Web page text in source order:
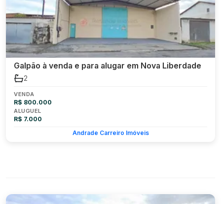
Galpão à venda e para alugar em Nova Liberdade
2
VENDA
R$ 800.000
ALUGUEL
R$ 7.000
Andrade Carreiro Imóveis